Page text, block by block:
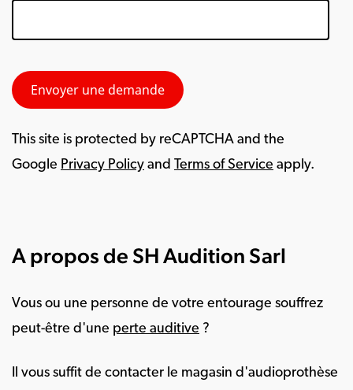
This site is protected by reCAPTCHA and the
Google Privacy Policy and Terms of Service apply.
A propos de SH Audition Sarl
Vous ou une personne de votre entourage souffrez
peut-être d'une perte auditive ?
Il vous suffit de contacter le magasin d'audioprothèse